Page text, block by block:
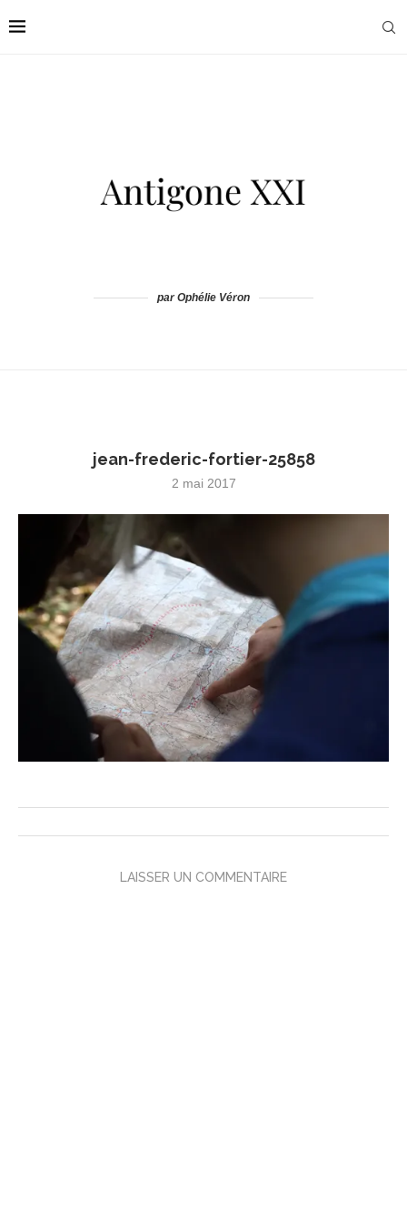
par Ophélie Véron
jean-frederic-fortier-25858
2 mai 2017
LAISSER UN COMMENTAIRE